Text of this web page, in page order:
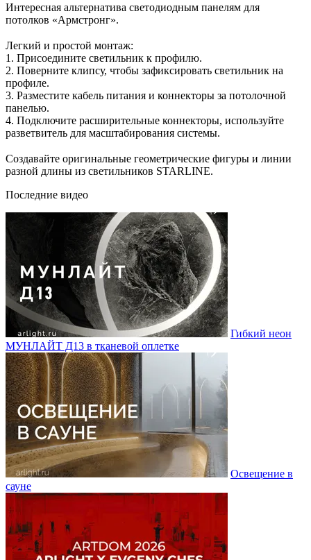
Интересная альтернатива светодиодным панелям для
потолков «Армстронг».
Легкий и простой монтаж:
1. Присоедините светильник к профилю.
2. Поверните клипсу, чтобы зафиксировать светильник на
профиле.
3. Разместите кабель питания и коннекторы за потолочной
панелью.
4. Подключите расширительные коннекторы, используйте
разветвитель для масштабирования системы.
Создавайте оригинальные геометрические фигуры и линии
разной длины из светильников STARLINE.
Последние видео
Гибкий неон
МУНЛАЙТ Д13 в тканевой оплетке
Освещение в
сауне